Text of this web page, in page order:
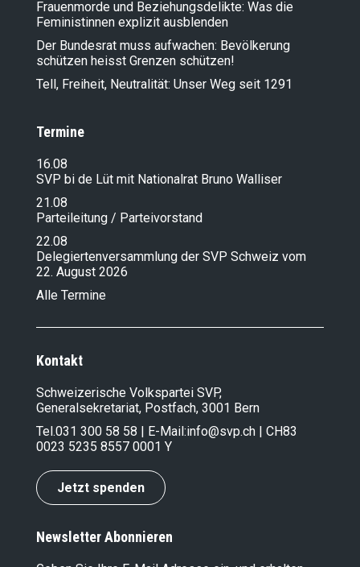
Frauenmorde und Beziehungsdelikte: Was die
Feministinnen explizit ausblenden
Der Bundesrat muss aufwachen: Bevölkerung
schützen heisst Grenzen schützen!
Tell, Freiheit, Neutralität: Unser Weg seit 1291
Termine
16.08
SVP bi de Lüt mit Nationalrat Bruno Walliser
21.08
Parteileitung / Parteivorstand
22.08
Delegiertenversammlung der SVP Schweiz vom
22. August 2026
Alle Termine
Kontakt
Schweizerische Volkspartei SVP,
Generalsekretariat, Postfach, 3001 Bern
Tel.031 300 58 58 | E-Mail:info@svp.ch | CH83
0023 5235 8557 0001 Y
Jetzt spenden
Newsletter Abonnieren